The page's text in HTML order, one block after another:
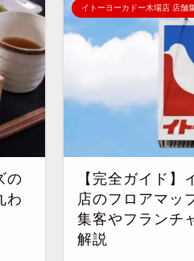
の
わ
イトーヨーカドー木場店 店舗
【完全ガイド】
店のフロアマッ
集客やフランチ
解説